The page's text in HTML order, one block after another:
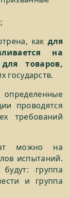
какдля
на
для товаров,
государств.
проводятся
требований
можно на
испытаний.
группа
и группа